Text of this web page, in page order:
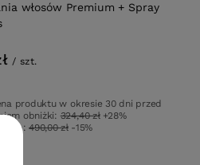
włosów Premium + Spray
/ szt.
produktu w okresie 30 dni przed
obniżki: 324,40 zł +28%
490,00 zł -15%